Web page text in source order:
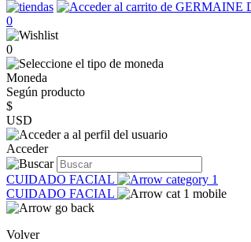
0
0
Moneda
Según producto
$
USD
Acceder
CUIDADO FACIAL
CUIDADO FACIAL
Volver